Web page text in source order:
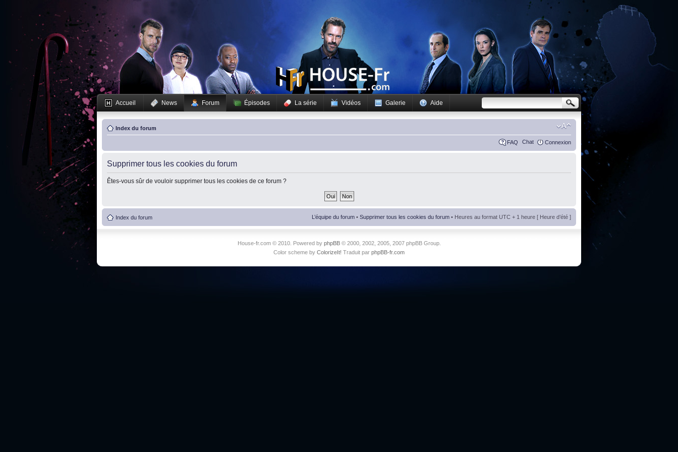
Accueil News Forum Épisodes La série Vidéos Galerie Aide
Index du forum
FAQ Chat Connexion
Supprimer tous les cookies du forum
Êtes-vous sûr de vouloir supprimer tous les cookies de ce forum ?
Index du forum L’équipe du forum • Supprimer tous les cookies du forum • Heures au format UTC + 1 heure [ Heure d’été ]
House-fr.com © 2010. Powered by phpBB© 2000, 2002, 2005, 2007 phpBB Group.
Color scheme by ColorizeIt! Traduit par phpBB-fr.com